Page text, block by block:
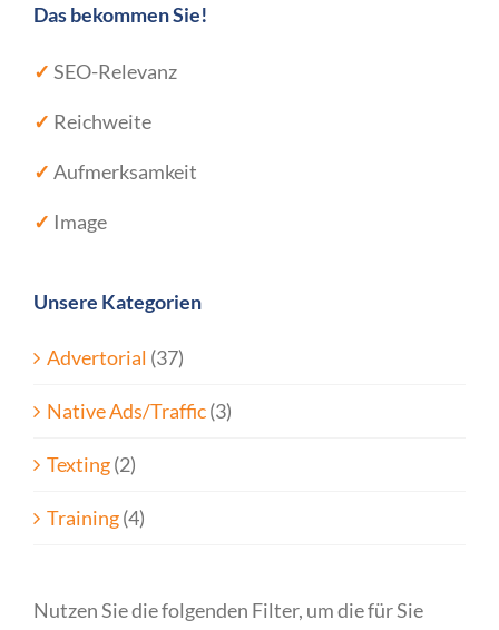
Das bekommen Sie!
✓ SEO-Relevanz
✓ Reichweite
✓ Aufmerksamkeit
✓ Image
Unsere Kategorien
Advertorial (37)
Native Ads/Traffic(3)
Texting(2)
Training(4)
Nutzen Sie die folgenden Filter, um die für Sie